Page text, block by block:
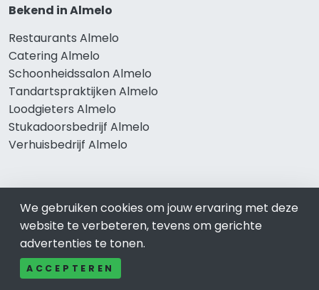
Bekend in Almelo
Restaurants Almelo
Catering Almelo
Schoonheidssalon Almelo
Tandartspraktijken Almelo
Loodgieters Almelo
Stukadoorsbedrijf Almelo
Verhuisbedrijf Almelo
Wij zijn er voor
Winkelen Almelo
Meubel-Woonwinkel Almelo
Appartementen- en Kamerverhuur Almelo
We gebruiken cookies om jouw ervaring met deze
website te verbeteren, tevens om gerichte
advertenties te tonen.
ACCEPTEREN